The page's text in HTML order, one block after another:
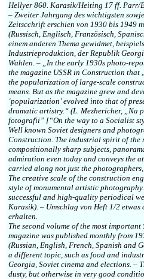
Hellyer 860. Karasik/Heiting 17 ff. Parr/
– Zweiter Jahrgang des wichtigsten
Zeitscchrift erschien von 1930 bis 1949
(Russisch, Englisch, Französisch,
einem anderen Thema gewidmet,
Industrieproduktion, der Republik
Wahlen. – „In the early 1930s photo-
the magazine USSR in Construction
the popularization of large-scale
means. But as the magazine grew and
‘popularization’ evolved into that of
dramatic artistry.“ (L. Mezhericher, „Na
fotografii” [“On the way to a Socialist
Well known Soviet designers and
Construction. The industrial spirit of the
compositionally sharp subjects,
admiration even today and conveys the
carried along not just the
The creative scale of the construction
style of monumental artistic
successful and high-quality periodical
Karasik). – Umschlag von Heft 1/2 etwas
erhalten.
The second volume of the most
magazine was published monthly from
(Russian, English, French, Spanish and
a different topic, such as food and
Georgia, Soviet cinema and elections. –
dusty, but otherwise in very good